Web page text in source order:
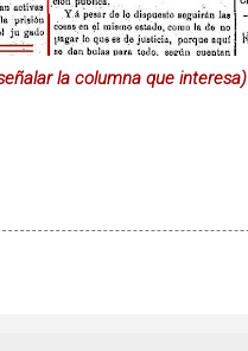
la columna que interesa)